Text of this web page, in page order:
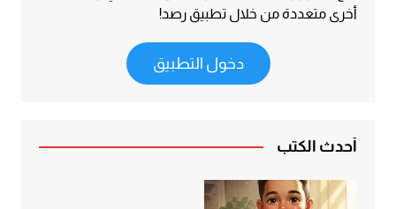
أخرى متعددة من خلال تطبيق رصد!
دخول التطبيق
أحدث الكتب